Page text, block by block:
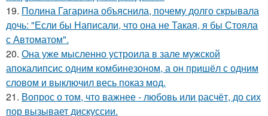
19. Полина Гагарина объяснила, почему долго скрывала
дочь: "Если бы Написали, что она не Такая, я бы Стояла
с Автоматом".
20. Она уже мысленно устроила в зале мужской
апокалипсис одним комбинезоном, а он пришёл с одним
словом и выключил весь показ мод.
21. Вопрос о том, что важнее - любовь или расчёт, до сих
пор вызывает дискуссии.